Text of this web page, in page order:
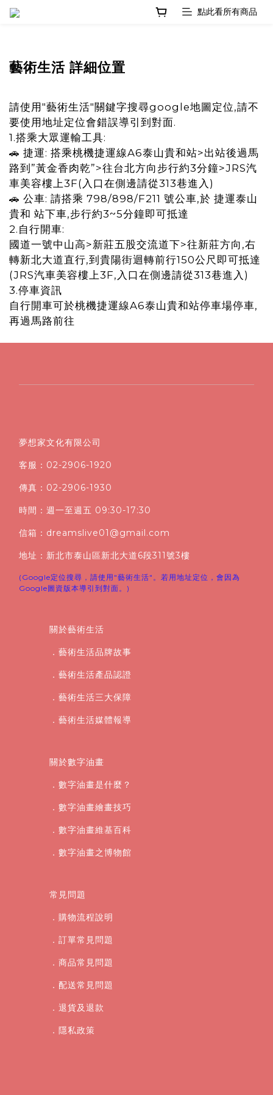
藝術生活 詳細位置
請使用"藝術生活"關鍵字搜尋google地圖定位,請不
要使用地址定位會錯誤導引到對面.
1.搭乘大眾運輸工具:
🚗 捷運: 搭乘桃機捷運線A6泰山貴和站>出站後過馬
路到”黃金香肉乾”>往台北方向步行約3分鐘>JRS汽
車美容樓上3F(入口在側邊請從313巷進入)
🚗 公車: 請搭乘 798/898/F211 號公車,於 捷運泰山
貴和 站下車,步行約3~5分鐘即可抵達
2.自行開車:
國道一號中山高>新莊五股交流道下>往新莊方向,右
轉新北大道直行,到貴陽街迴轉前行150公尺即可抵達
(JRS汽車美容樓上3F,入口在側邊請從313巷進入)
3.停車資訊
自行開車可於桃機捷運線A6泰山貴和站停車場停車,
再過馬路前往
夢想家文化有限公司
客服：02-2906-1920
傳真：02-2906-1930
時間：週一至週五 09:30-17:30
信箱：dreamslive01@gmail.com
地址：新北市泰山區新北大道6段311號3樓
(Google定位搜尋，請使用"藝術生活"。若用地址定位，會因為
Google圖資版本導引到對面。)
關於藝術生活
．藝術生活品牌故事
．藝術生活產品認證
．藝術生活三大保障
．藝術生活媒體報導
關於數字油畫
．數字油畫是什麼？
．數字油畫繪畫技巧
．數字油畫維基百科
．數字油畫之博物館
常見問題
．購物流程說明
．訂單常見問題
．商品常見問題
．配送常見問題
．退貨及退款
． 隱私政策